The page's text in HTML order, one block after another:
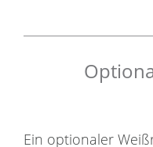
Ein optionaler